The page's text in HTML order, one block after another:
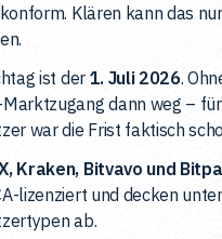
Klären kann das
ist der 1. Juli 2026.
Marktzugang dann weg –
war die Frist faktisch
Kraken, Bitvavo und
lizenziert und decken
ab.